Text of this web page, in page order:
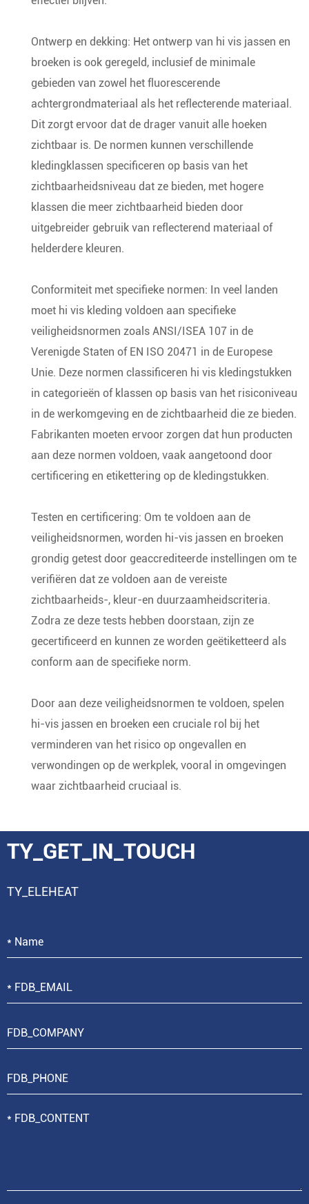
Ontwerp en dekking: Het ontwerp van hi vis jassen en
broeken is ook geregeld, inclusief de minimale
gebieden van zowel het fluorescerende
achtergrondmateriaal als het reflecterende materiaal.
Dit zorgt ervoor dat de drager vanuit alle hoeken
zichtbaar is. De normen kunnen verschillende
kledingklassen specificeren op basis van het
zichtbaarheidsniveau dat ze bieden, met hogere
klassen die meer zichtbaarheid bieden door
uitgebreider gebruik van reflecterend materiaal of
helderdere kleuren.
Conformiteit met specifieke normen: In veel landen
moet hi vis kleding voldoen aan specifieke
veiligheidsnormen zoals ANSI/ISEA 107 in de
Verenigde Staten of EN ISO 20471 in de Europese
Unie. Deze normen classificeren hi vis kledingstukken
in categorieën of klassen op basis van het risiconiveau
in de werkomgeving en de zichtbaarheid die ze bieden.
Fabrikanten moeten ervoor zorgen dat hun producten
aan deze normen voldoen, vaak aangetoond door
certificering en etikettering op de kledingstukken.
Testen en certificering: Om te voldoen aan de
veiligheidsnormen, worden hi-vis jassen en broeken
grondig getest door geaccrediteerde instellingen om te
verifiëren dat ze voldoen aan de vereiste
zichtbaarheids-, kleur-en duurzaamheidscriteria.
Zodra ze deze tests hebben doorstaan, zijn ze
gecertificeerd en kunnen ze worden geëtiketteerd als
conform aan de specifieke norm.
Door aan deze veiligheidsnormen te voldoen, spelen
hi-vis jassen en broeken een cruciale rol bij het
verminderen van het risico op ongevallen en
verwondingen op de werkplek, vooral in omgevingen
waar zichtbaarheid cruciaal is.
TY_GET_IN_TOUCH
TY_ELEHEAT